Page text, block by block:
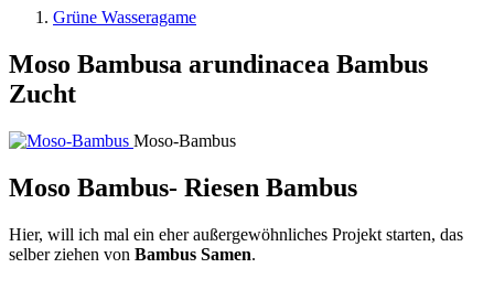
Grüne Wasseragame
Moso Bambusa arundinacea Bambus
Zucht
Moso-Bambus
Moso Bambus- Riesen Bambus
Hier, will ich mal ein eher außergewöhnliches Projekt starten, das
selber ziehen von Bambus Samen.